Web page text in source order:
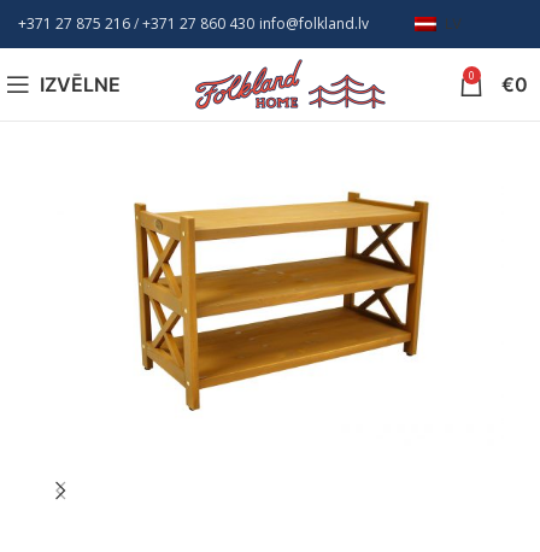
+371 27 875 216/ +371 27 860 430 info@folkland.lv LV
IZVĒLNE 0 €0